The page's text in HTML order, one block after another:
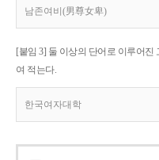
남존여비(男尊女卑)
[붙임 3] 둘 이상의 단어로 이루어
여 적는다.
한국여자대학